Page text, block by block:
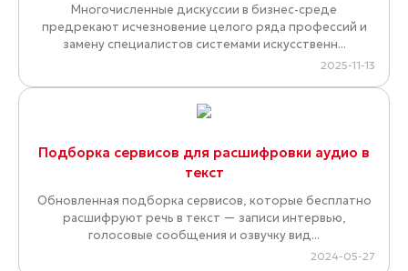
Многочисленные дискуссии в бизнес-среде
предрекают исчезновение целого ряда профессий и
замену специалистов системами искусственн...
2025-11-13
Подборка сервисов для расшифровки аудио в
текст
Обновленная подборка сервисов, которые бесплатно
расшифруют речь в текст — записи интервью,
голосовые сообщения и озвучку вид...
2024-05-27